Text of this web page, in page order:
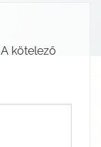
A kötelező